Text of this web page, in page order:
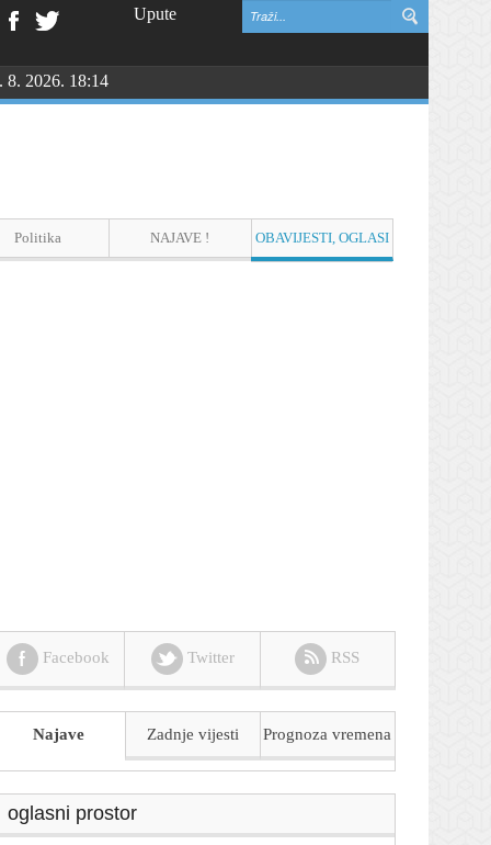
Upute
8. 2026. 18:14
Politika NAJAVE ! OBAVIJESTI, OGLASI
Facebook Twitter RSS
Najave Zadnje vijesti Prognoza vremena
oglasni prostor